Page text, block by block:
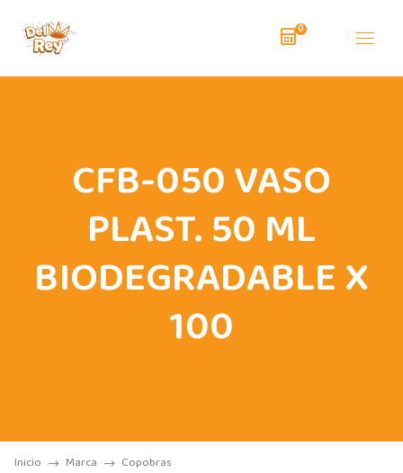
0
CFB-050 VASO
PLAST. 50 ML
BIODEGRADABLE X
100
Inicio Marca Copobras